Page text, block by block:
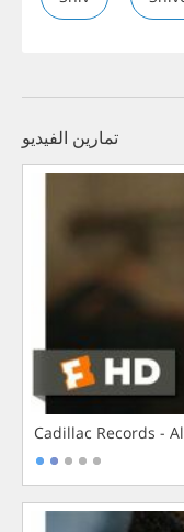
تمارين الفيديو
Cadillac Records -